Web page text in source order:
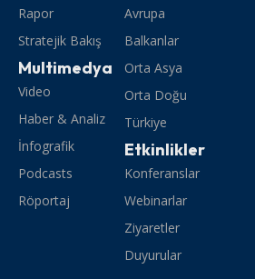
Rapor
Stratejik Bakış
Multimedya
Video
Haber & Analiz
İnfografik
Podcasts
Röportaj
Avrupa
Balkanlar
Orta Asya
Orta Doğu
Türkiye
Etkinlikler
Konferanslar
Webinarlar
Ziyaretler
Duyurular